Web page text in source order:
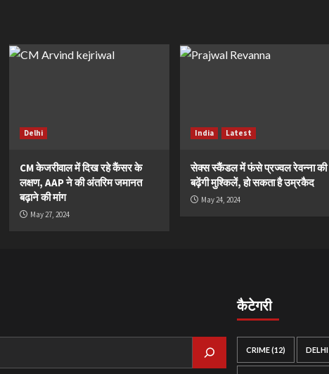
Delhi
CM केजरीवाल में दिख रहे कैंसर के
लक्षण, AAP ने की अंतरिम जमानत
बढ़ाने की मांग
May 27, 2024
India Latest
सेक्स स्कैंडल में फंसे प्रज्वल रेवन्ना की
बढ़ेंगी मुश्किलें, हो सकता है उम्रकैद
May 24, 2024
कैटेगरी
CRIME(12) DELHI